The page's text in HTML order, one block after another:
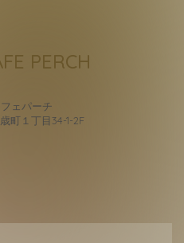
PERCH
ェパーチ
町１丁目34-1-2F